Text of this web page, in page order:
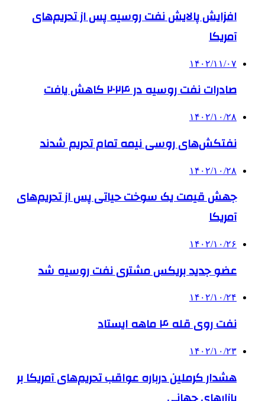
افزایش پالایش نفت روسیه پس از تحریم‌های
آمریکا
۱۴۰۲/۱۱/۰۷
صادرات نفت روسیه در ۲۰۲۴ کاهش یافت
۱۴۰۲/۱۰/۲۸
نفتکش‌های روسی نیمه تمام تحریم شدند
۱۴۰۲/۱۰/۲۸
جهش قیمت یک سوخت حیاتی پس از تحریم‌های
آمریکا
۱۴۰۲/۱۰/۲۶
عضو جدید بریکس مشتری نفت روسیه شد
۱۴۰۲/۱۰/۲۴
نفت روی قله ۴ ماهه ایستاد
۱۴۰۲/۱۰/۲۳
هشدار کرملین درباره عواقب تحریم‌های آمریکا بر